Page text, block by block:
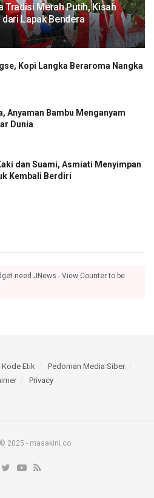
Tradisi Merah Putih, Kisah
Lapak Bendera
Kopi Langka Beraroma Nangka
Anyaman Bambu Menganyam
Dunia
dan Suami, Asmiati Menyimpan
Kembali Berdiri
need JNews - View Counter to be
Kode Etik
Pedoman Media Siber
Privacy
2025 - masakini.co